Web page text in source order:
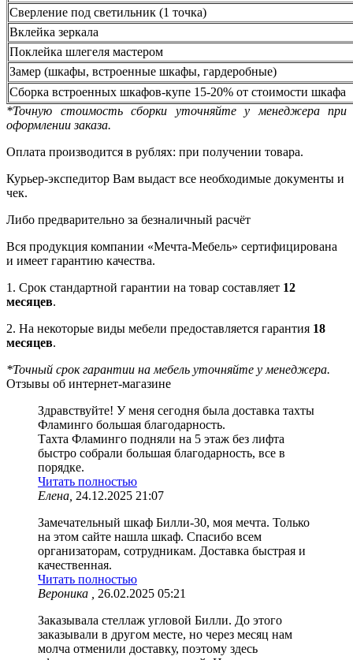
Сверление под светильник (1 точка)
Вклейка зеркала
Поклейка шлегеля мастером
Замер (шкафы, встроенные шкафы, гардеробные)
Сборка встроенных шкафов-купе 15-20% от стоимости шкафа
*Точную стоимость сборки уточняйте у менеджера при
оформлении заказа.
Оплата производится в рублях: при получении товара.
Курьер-экспедитор Вам выдаст все необходимые документы и
чек.
Либо предварительно за безналичный расчёт
Вся продукция компании «Мечта-Мебель» сертифицирована
и имеет гарантию качества.
1. Срок стандартной гарантии на товар составляет 12
месяцев.
2. На некоторые виды мебели предоставляется гарантия 18
месяцев.
*Точный срок гарантии на мебель уточняйте у менеджера.
Отзывы об интернет-магазине
Здравствуйте! У меня сегодня была доставка тахты
Фламинго большая благодарность.
Тахта Фламинго подняли на 5 этаж без лифта
быстро собрали большая благодарность, все в
порядке.
Читать полностью
Елена, 24.12.2025 21:07
Замечательный шкаф Билли-30, моя мечта. Только
на этом сайте нашла шкаф. Спасибо всем
организаторам, сотрудникам. Доставка быстрая и
качественная.
Читать полностью
Вероника ,
26.02.2025 05:21
Заказывала стеллаж угловой Билли. До этого
заказывали в другом месте, но через месяц нам
молча отменили доставку, поэтому здесь